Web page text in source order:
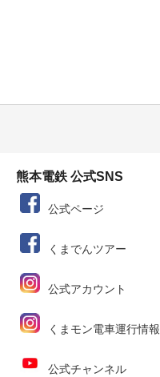
熊本電鉄 公式SNS
公式ページ
くまでんツアー
公式アカウント
くまモン電車運行情報
公式チャンネル